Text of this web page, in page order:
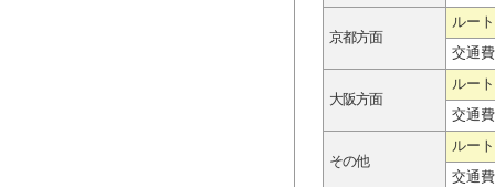
京都方面
ルート
交通
大阪方面
ルート
交通
その他
ルート
交通